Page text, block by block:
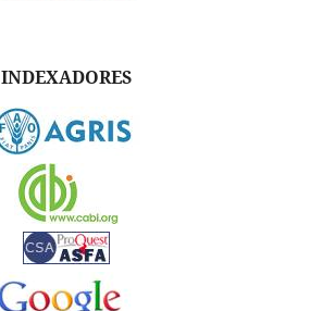
INDEXADORES